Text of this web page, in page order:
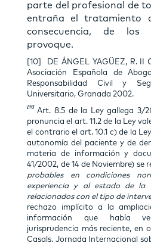
parte del profesional de
entraña el tratamiento
consecuencia, de
provoque.
[10] DE ÁNGEL YAGÜEZ, R. II
Asociación Española de
Responsabilidad Civil y
Universitario, Granada 2002.
[11]
Art. 8.5 de la Ley gallega 3/
pronuncia el art. 11.2 de la Ley
el contrario el art. 10.1 c) de la
autonomía del paciente y de
materia de información y
41/2002, de 14 de Noviembre) se
probables en condiciones
experiencia y al estado de la
relacionados con el tipo de
rechazo implícito a la
información que había
jurisprudencia más reciente, en
Casals. Jornada Internacional